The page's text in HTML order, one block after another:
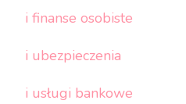
i finanse osobiste
i ubezpieczenia
i usługi bankowe